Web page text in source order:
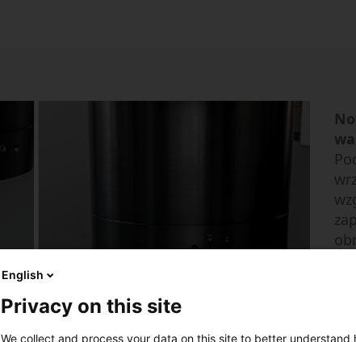
English
Privacy on this site
We collect and process your data on this site to better understand